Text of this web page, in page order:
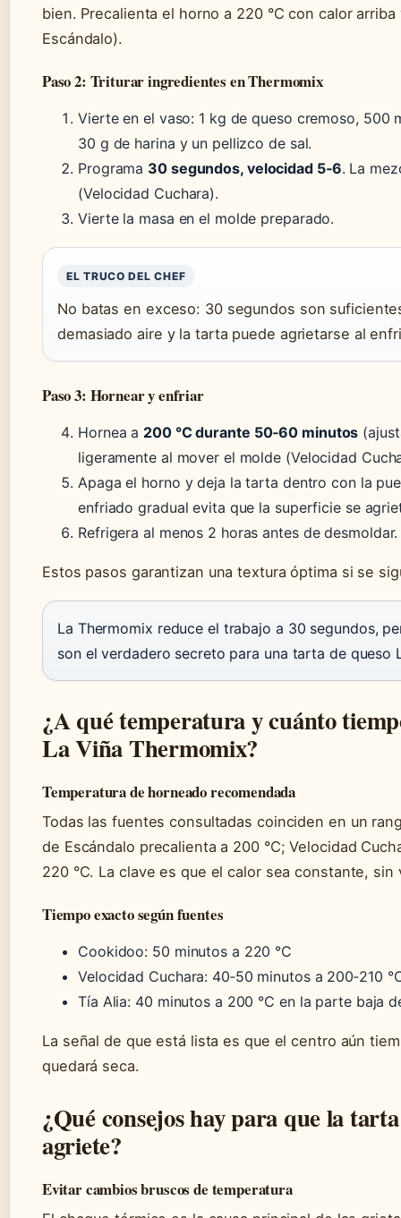
bien. Precalienta el horno a 220 °C con calor
Escándalo).
Paso 2: Triturar ingredientes en Thermomix
Vierte en el vaso: 1 kg de queso cremoso, 500
30 g de harina y un pellizco de sal.
Programa 30 segundos, velocidad 5‑6. La
(Velocidad Cuchara).
Vierte la masa en el molde preparado.
EL TRUCO DEL CHEF
No batas en exceso: 30 segundos son
demasiado aire y la tarta puede agrietarse al
Paso 3: Hornear y enfriar
Hornea a 200 °C durante 50‑60 minutos
ligeramente al mover el molde (Velocidad
Apaga el horno y deja la tarta dentro con la
enfriado gradual evita que la superficie se
Refrigera al menos 2 horas antes de desmoldar.
Estos pasos garantizan una textura óptima si se
La Thermomix reduce el trabajo a 30 segundos,
son el verdadero secreto para una tarta de queso
¿A qué temperatura y cuánto
La Viña Thermomix?
Temperatura de horneado recomendada
Todas las fuentes consultadas coinciden en un
de Escándalo precalienta a 200 °C; Velocidad
220 °C. La clave es que el calor sea constante, sin
Tiempo exacto según fuentes
Cookidoo: 50 minutos a 220 °C
Velocidad Cuchara: 40‑50 minutos a 200‑210
Tía Alia: 40 minutos a 200 °C en la parte baja
La señal de que está lista es que el centro aún
quedará seca.
¿Qué consejos hay para que la
agriete?
Evitar cambios bruscos de temperatura